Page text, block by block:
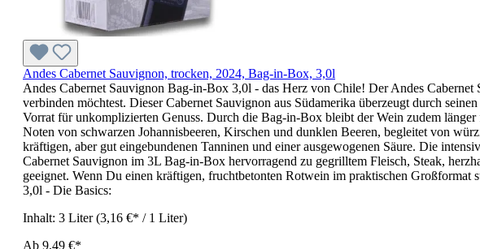
Andes Cabernet Sauvignon, trocken, 2024, Bag-in-Box, 3,0l
Andes Cabernet Sauvignon Bag-in-Box 3,0l - das Herz von Chile! Der Andes
verbinden möchtest. Dieser Cabernet Sauvignon aus Südamerika überzeugt durch
Vorrat für unkomplizierten Genuss. Durch die Bag-in-Box bleibt der Wein zudem
Noten von schwarzen Johannisbeeren, Kirschen und dunklen Beeren, begleitet von
kräftigen, aber gut eingebundenen Tanninen und einer ausgewogenen Säure. Die
Cabernet Sauvignon im 3L Bag-in-Box hervorragend zu gegrilltem Fleisch, Steak,
geeignet. Wenn Du einen kräftigen, fruchtbetonten Rotwein im praktischen Großformat
3,0l - Die Basics:
Inhalt: 3 Liter(3,16 €* / 1 Liter)
Ab 9,49 €*